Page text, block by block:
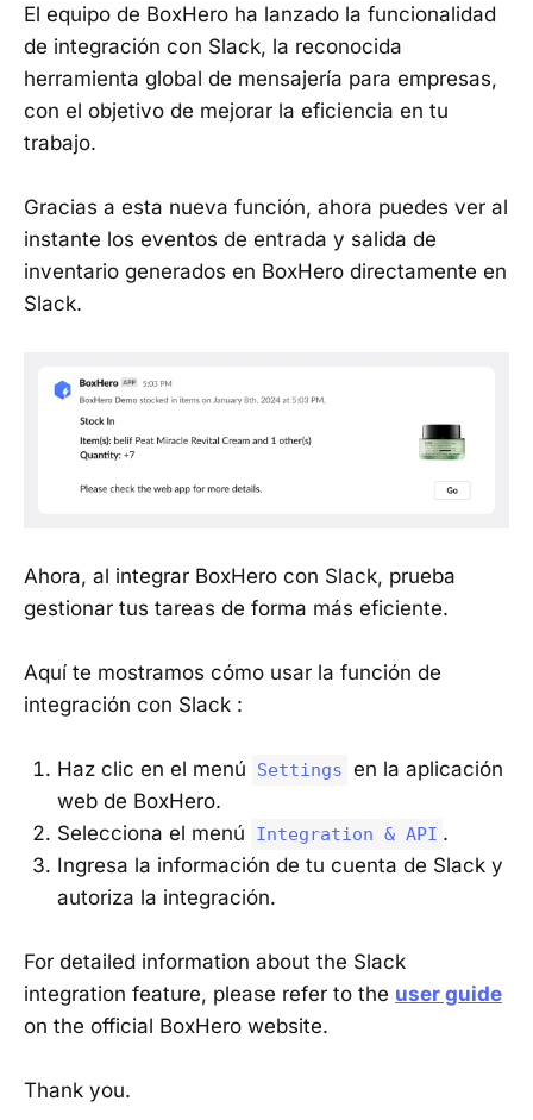
El equipo de BoxHero ha lanzado la funcionalidad
de integración con Slack, la reconocida
herramienta global de mensajería para empresas,
con el objetivo de mejorar la eficiencia en tu
trabajo.
Gracias a esta nueva función, ahora puedes ver al
instante los eventos de entrada y salida de
inventario generados en BoxHero directamente en
Slack.
Ahora, al integrar BoxHero con Slack, prueba
gestionar tus tareas de forma más eficiente.
Aquí te mostramos cómo usar la función de
integración con Slack :
Haz clic en el menú Settings en la aplicación
web de BoxHero.
Selecciona el menú
Integration & API .
Ingresa la información de tu cuenta de Slack y
autoriza la integración.
For detailed information about the Slack
integration feature, please refer to the user guide
on the official BoxHero website.
Thank you.